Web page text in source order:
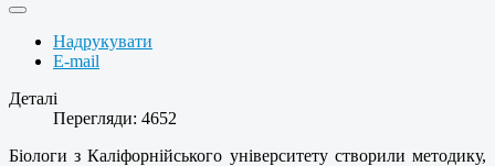
Надрукувати
E-mail
Деталі
Перегляди: 4652
Біологи з Каліфорнійського університету створили методику,